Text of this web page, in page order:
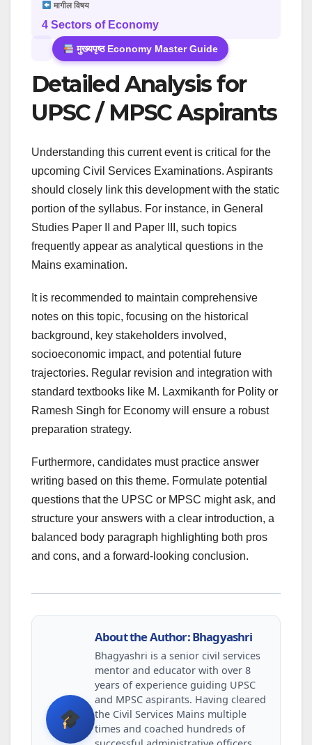
मागील विषय
4 Sectors of Economy
मुख्यपृष्ठ Economy Master Guide
Detailed Analysis for
UPSC / MPSC Aspirants
Understanding this current event is critical for the
upcoming Civil Services Examinations. Aspirants
should closely link this development with the static
portion of the syllabus. For instance, in General
Studies Paper II and Paper III, such topics
frequently appear as analytical questions in the
Mains examination.
It is recommended to maintain comprehensive
notes on this topic, focusing on the historical
background, key stakeholders involved,
socioeconomic impact, and potential future
trajectories. Regular revision and integration with
standard textbooks like M. Laxmikanth for Polity or
Ramesh Singh for Economy will ensure a robust
preparation strategy.
Furthermore, candidates must practice answer
writing based on this theme. Formulate potential
questions that the UPSC or MPSC might ask, and
structure your answers with a clear introduction, a
balanced body paragraph highlighting both pros
and cons, and a forward-looking conclusion.
About the Author: Bhagyashri
Bhagyashri is a senior civil services
mentor and educator with over 8
years of experience guiding UPSC
and MPSC aspirants. Having cleared
the Civil Services Mains multiple
times and coached hundreds of